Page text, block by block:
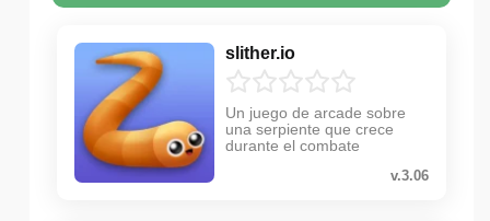
slither.io
Un juego de arcade sobre
una serpiente que crece
durante el combate
v.3.06